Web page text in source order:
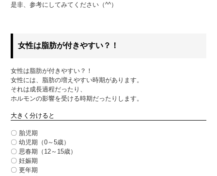
是非、参考にしてみてください（^^）
女性は脂肪が付きやすい？！
女性は脂肪が付きやすい？！
女性には、脂肪の増えやすい時期があります。
それは成長過程だったり、
ホルモンの影響を受ける時期だったりします。
大きく分けると
〇 胎児期
〇 幼児期（0～5歳）
〇 思春期（12～15歳）
〇 妊娠期
〇 更年期